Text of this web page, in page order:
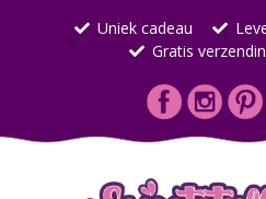
Uniek cadeau
Gratis